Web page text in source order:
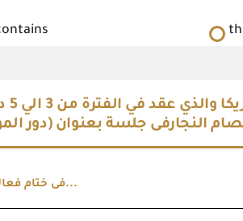
عصام النجارفى جلسة بعنوان (دور
فى ختام فعاليات معرض فوود افريكا والذي عقد في الفت...